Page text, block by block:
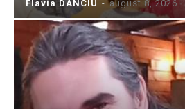
Flavia DANCIU - august 8, 2026